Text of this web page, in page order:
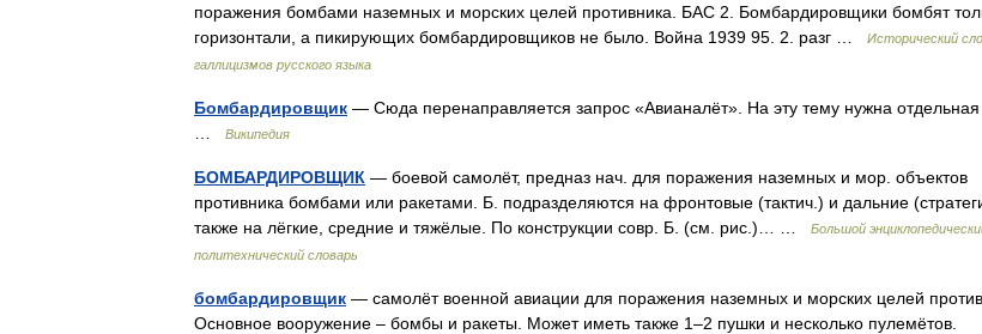
поражения бомбами наземных и морских целей противника. БАС 2. Бомбардировщики бомбят
горизонтали, а пикирующих бомбардировщиков не было. Война 1939 95. 2. разг …
Исторический
галлицизмов русского языка
Бомбардировщик — Сюда перенаправляется запрос «Авианалёт». На эту тему нужна отдельная
Википедия
БОМБАРДИРОВЩИК — боевой самолёт, предназ нач. для поражения наземных и мор. объектов
противника бомбами или ракетами. Б. подразделяются на фронтовые (тактич.) и дальние
также на лёгкие, средние и тяжёлые. По конструкции совр. Б. (см. рис.)… …
Большой
политехнический словарь
бомбардировщик — самолёт военной авиации для поражения наземных и морских целей
Основное вооружение – бомбы и ракеты. Может иметь также 1–2 пушки и несколько пулемётов.